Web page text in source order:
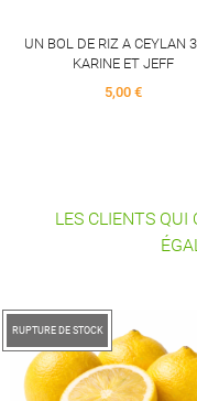
QUINOA TOMATE CAROTTE
350G KARINE E
5,30 €
LES CLIENTS